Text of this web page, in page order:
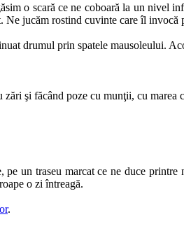
o scară ce ne coboară la un nivel
Ne jucăm rostind cuvinte care îl
drumul prin spatele mausoleului.
zări şi făcând poze cu munţii, cu
pe un traseu marcat ce ne duce
o zi întreagă.
.